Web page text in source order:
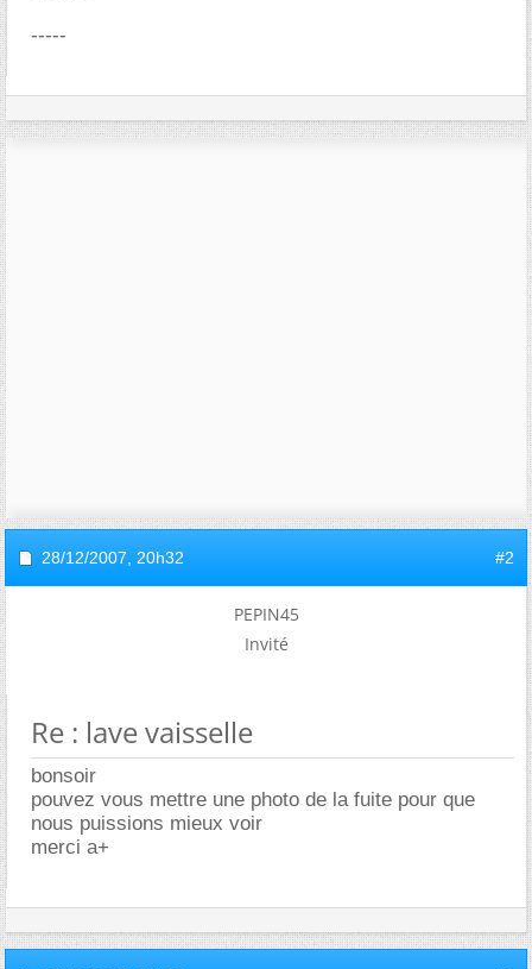
-----
28/12/2007, 20h32 #2
PEPIN45
Invité
Re : lave vaisselle
bonsoir
pouvez vous mettre une photo de la fuite pour que
nous puissions mieux voir
merci a+